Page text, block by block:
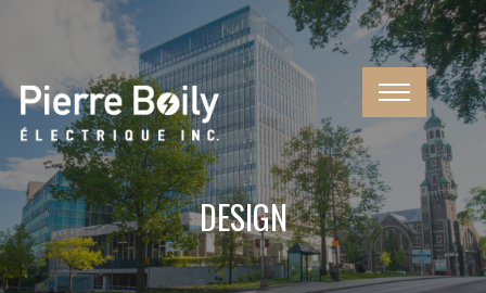
DESIGN